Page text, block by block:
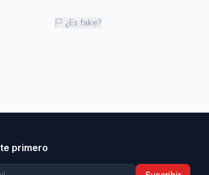
¿Es fake?
primero